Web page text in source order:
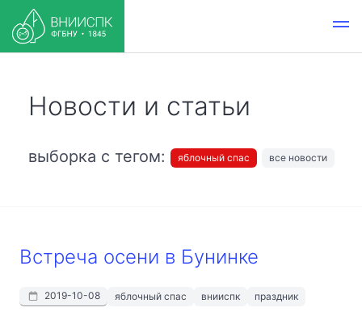
Новости и статьи
выборка с тегом: яблочный спас все новости
Встреча осени в Бунинке
2019-10-08 яблочный спас внииспк праздник